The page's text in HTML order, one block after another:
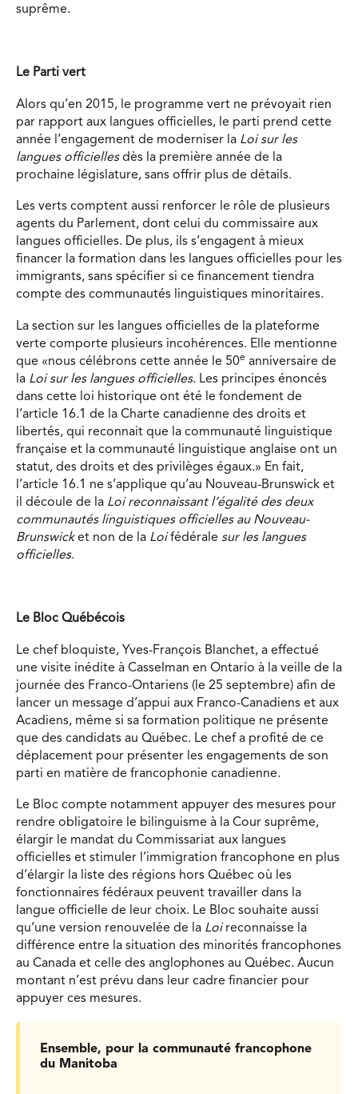
suprême.
Le Parti vert
Alors qu’en 2015, le programme vert ne prévoyait rien
par rapport aux langues officielles, le parti prend cette
année l’engagement de moderniser la Loi sur les
langues officiellesdès la première année de la
prochaine législature, sans offrir plus de détails.
Les verts comptent aussi renforcer le rôle de plusieurs
agents du Parlement, dont celui du commissaire aux
langues officielles. De plus, ils s’engagent à mieux
financer la formation dans les langues officielles pour les
immigrants, sans spécifier si ce financement tiendra
compte des communautés linguistiques minoritaires.
La section sur les langues officielles de la plateforme
verte comporte plusieurs incohérences. Elle mentionne
que «nous célébrons cette année le 50e anniversaire de
la Loi sur les langues officielles. Les principes énoncés
dans cette loi historique ont été le fondement de
l’article 16.1 de la Charte canadienne des droits et
libertés, qui reconnait que la communauté linguistique
française et la communauté linguistique anglaise ont un
statut, des droits et des privilèges égaux.» En fait,
l’article 16.1 ne s’applique qu’au Nouveau-Brunswick et
il découle de la Loi reconnaissant l’égalité des deux
communautés linguistiques officielles au Nouveau-
Brunswicket non de la Loifédérale sur les langues
officielles.
Le Bloc Québécois
Le chef bloquiste, Yves-François Blanchet, a effectué
une visite inédite à Casselman en Ontario à la veille de la
journée des Franco-Ontariens (le 25 septembre) afin de
lancer un message d’appui aux Franco-Canadiens et aux
Acadiens, même si sa formation politique ne présente
que des candidats au Québec. Le chef a profité de ce
déplacement pour présenter les engagements de son
parti en matière de francophonie canadienne.
Le Bloc compte notamment appuyer des mesures pour
rendre obligatoire le bilinguisme à la Cour suprême,
élargir le mandat du Commissariat aux langues
officielles et stimuler l’immigration francophone en plus
d’élargir la liste des régions hors Québec où les
fonctionnaires fédéraux peuvent travailler dans la
langue officielle de leur choix. Le Bloc souhaite aussi
qu’une version renouvelée de la Loireconnaisse la
différence entre la situation des minorités francophones
au Canada et celle des anglophones au Québec. Aucun
montant n’est prévu dans leur cadre financier pour
appuyer ces mesures.
Ensemble, pour la communauté francophone
du Manitoba